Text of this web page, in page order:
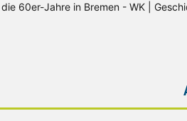
60er-Jahre in Bremen - WK |